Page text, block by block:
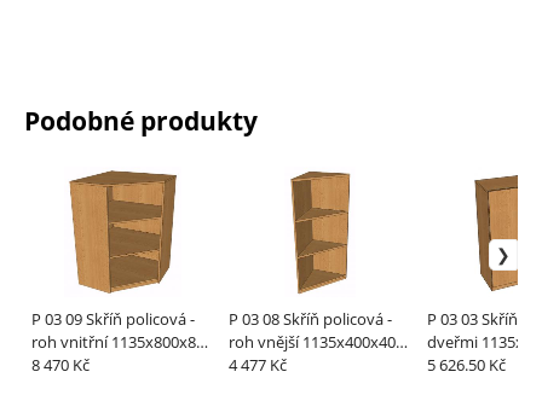
Podobné produkty
P 03 09 Skříň policová -
roh vnitřní 1135x800x800
mm
8 470 Kč
P 03 08 Skříň policová -
roh vnější 1135x400x400
mm
4 477 Kč
P 03 03 Skříň policová s
dveřmi
mm
5 626.50 Kč